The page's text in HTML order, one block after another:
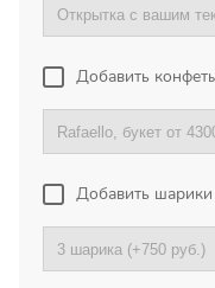
Огромная
менеджерам
отзывчивость,
отличную работу!
выручили меня в
ситуации,...
Добавить
Добавить шарики